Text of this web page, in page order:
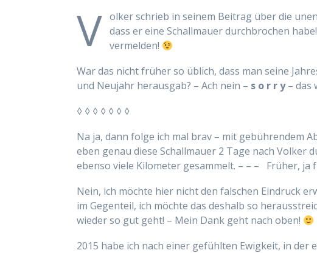
V olker schrieb in seinem Beitrag über die
dass er eine Schallmauer durchbrochen
vermelden!
War das nicht früher so üblich, dass man seine
und Neujahr herausgab? – Ach nein – s o r r y– das
◊ ◊ ◊ ◊ ◊ ◊ ◊
Na ja, dann folge ich mal brav – mit gebührendem
eben genau diese Schallmauer 2 Tage nach Volker
ebenso viele Kilometer gesammelt. – – – Früher,
Nein, ich möchte hier nicht den falschen Eindruck
im Gegenteil, ich möchte das deshalb so
wieder so gut geht! – Mein Dank geht nach oben!
2015 habe ich nach einer gefühlten Ewigkeit, in der